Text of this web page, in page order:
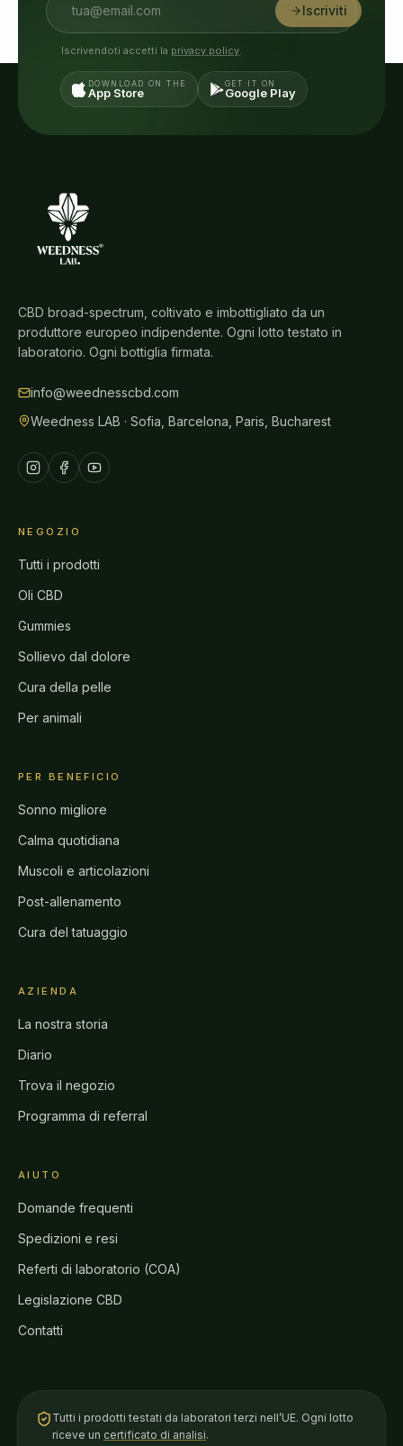
Iscriviti
Iscrivendoti accetti la privacy policy.
DOWNLOAD ON THE
App Store
GET IT ON
Google Play
CBD broad-spectrum, coltivato e imbottigliato da un
produttore europeo indipendente. Ogni lotto testato in
laboratorio. Ogni bottiglia firmata.
info@weednesscbd.com
Weedness LAB · Sofia, Barcelona, Paris, Bucharest
NEGOZIO
Tutti i prodotti
Oli CBD
Gummies
Sollievo dal dolore
Cura della pelle
Per animali
PER BENEFICIO
Sonno migliore
Calma quotidiana
Muscoli e articolazioni
Post-allenamento
Cura del tatuaggio
AZIENDA
La nostra storia
Diario
Trova il negozio
Programma di referral
AIUTO
Domande frequenti
Spedizioni e resi
Referti di laboratorio (COA)
Legislazione CBD
Contatti
Tutti i prodotti testati da laboratori terzi nell’UE. Ogni lotto
riceve un certificato di analisi.